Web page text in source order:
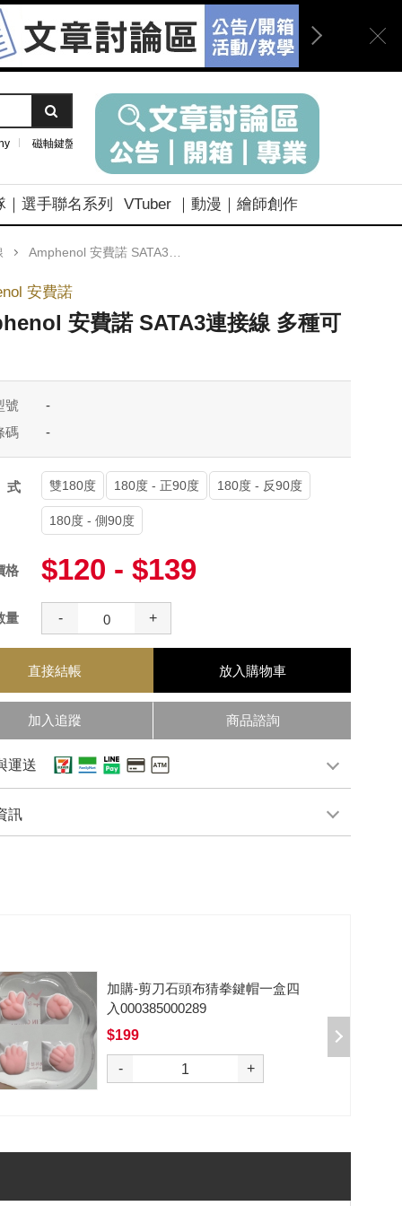
磁軸鍵盤
｜選手聯名系列 VTuber ｜動漫｜繪師創作
Amphenol 安費諾 SATA3連接線 多種可選
安費諾
安費諾 SATA3連接線 多種可
號
-
碼
-
式 雙180度 180度 - 正90度 180度 - 反90度
180度 - 側90度
格 $120 - $139
量 - +
直接結帳 放入購物車
加入追蹤 商品諮詢
運送
訊
加購-黑武士軸V2/5腳/段落/62g/無
潤/10入 000377000012*10
$50
- +